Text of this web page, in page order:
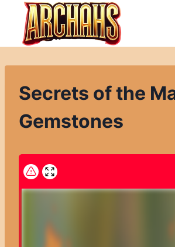
Přeskočit
obsah
Secrets of the
Gemstones